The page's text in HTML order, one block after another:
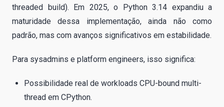
threaded build). Em 2025, o Python 3.14 expandiu a
maturidade dessa implementação, ainda não como
padrão, mas com avanços significativos em estabilidade.
Para sysadmins e platform engineers, isso significa:
Possibilidade real de workloads CPU-bound multi-
thread em CPython.